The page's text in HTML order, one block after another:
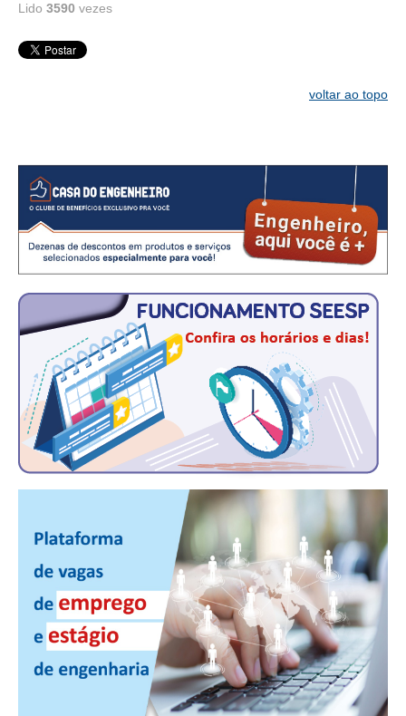
RES 1.002/2002 – CÓDIGO DE ÉTICA
HOMOLOGAÇÕES
OPORTUNIDADES
APRESENTAÇÃO
CARREIRA
AUTÔNOMOS E SERVIÇOS
NEWSLETTER
GUIA DAS ENGENHARIAS
CONTATO
CURSOS
ENGENHEIRO EMPREENDEDOR
SEESP EDUCAÇÃO
PLATAFORMAS GRATUITAS
BENEFÍCIOS
APOSENTADORIA
CONVÊNIOS
Lido 3590 vezes
voltar ao topo